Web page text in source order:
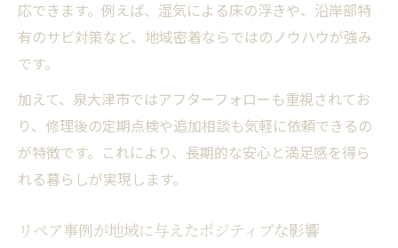
応できます。例えば、湿気による床の浮きや、沿岸部特
有のサビ対策など、地域密着ならではのノウハウが強み
です。
加えて、泉大津市ではアフターフォローも重視されてお
り、修理後の定期点検や追加相談も気軽に依頼できるの
が特徴です。これにより、長期的な安心と満足感を得ら
れる暮らしが実現します。
リペア事例が地域に与えたポジティブな影響